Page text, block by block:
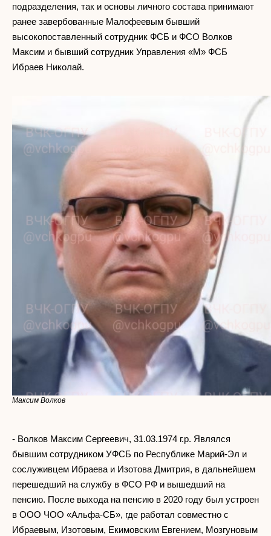
подразделения, так и основы личного состава принимают
ранее завербованные Малофеевым бывший
высокопоставленный сотрудник ФСБ и ФСО Волков
Максим и бывший сотрудник Управления «М» ФСБ
Ибраев Николай.
Максим Волков
- Волков Максим Сергеевич, 31.03.1974 г.р. Являлся
бывшим сотрудником УФСБ по Республике Марий-Эл и
сослуживцем Ибраева и Изотова Дмитрия, в дальнейшем
перешедший на службу в ФСО РФ и вышедший на
пенсию. После выхода на пенсию в 2020 году был устроен
в ООО ЧОО «Альфа-СБ», где работал совместно с
Ибраевым, Изотовым, Екимовским Евгением, Мозгуновым